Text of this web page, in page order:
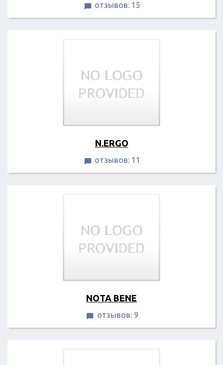
 отзывов: 15
N.ERGO
 отзывов: 11
NOTA BENE
 отзывов: 9